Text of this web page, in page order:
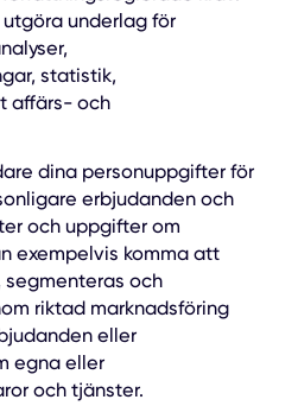
underlag för
statistik,
affärs- och
dina personuppgifter för
erbjudanden och
och uppgifter om
exempelvis komma att
segmenteras och
riktad marknadsföring
eller
egna eller
och tjänster.